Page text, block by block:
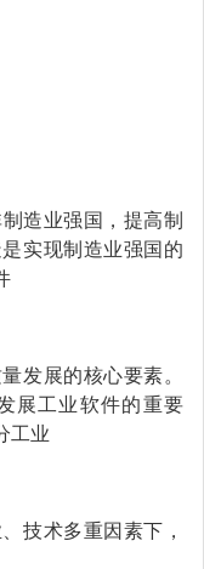
造业强国，提高制
实现制造业强国的
发展的核心要素。
展工业软件的重要
工业
技术多重因素下，